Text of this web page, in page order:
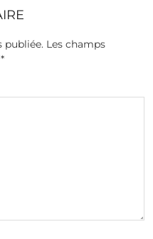
publiée. Les champs
*